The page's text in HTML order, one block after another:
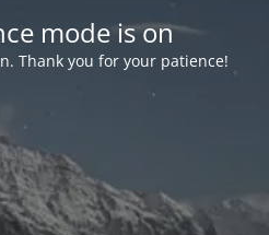
mode is on
Thank you for your patience!